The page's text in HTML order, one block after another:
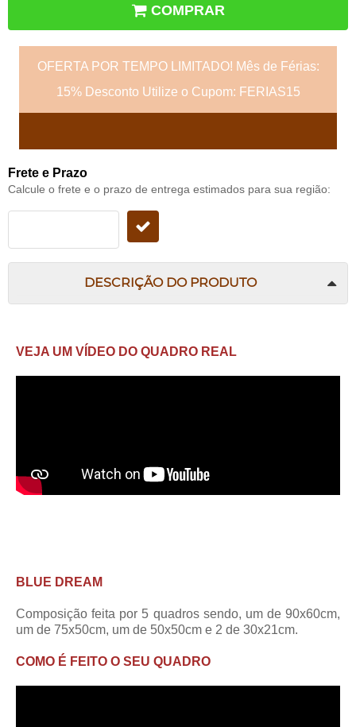
COMPRAR
OFERTA POR TEMPO LIMITADO! Mês de Férias:
15% Desconto Utilize o Cupom: FERIAS15
Frete e Prazo
Calcule o frete e o prazo de entrega estimados para sua região:
DESCRIÇÃO DO PRODUTO
VEJA UM VÍDEO DO QUADRO REAL
BLUE DREAM
Composição feita por 5 quadros sendo, um de 90x60cm,
um de 75x50cm, um de 50x50cm e 2 de 30x21cm.
COMO É FEITO O SEU QUADRO